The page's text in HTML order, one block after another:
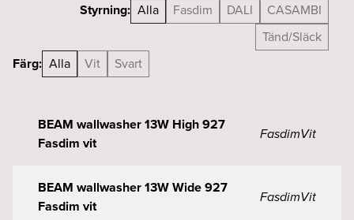
Styrning: Alla Fasdim DALI
CASAMBI
Tänd/Släck
Färg: Alla Vit Svart
BEAM wallwasher 13W High 927
Fasdim vit
FasdimVit
BEAM wallwasher 13W Wide 927
Fasdim vit
FasdimVit